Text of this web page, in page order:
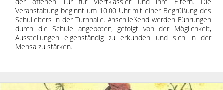
Veranstaltung beginnt um 10.00 Uhr mit einer Begrüßung des
Schulleiters in der Turnhalle. Anschließend werden Führungen
durch die Schule angeboten, gefolgt von der Möglichkeit,
Ausstellungen eigenständig zu erkunden und sich in der
Mensa zu stärken.